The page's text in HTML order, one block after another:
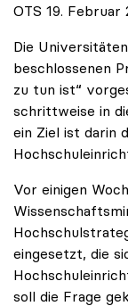
OTS 19. Februar
Die
beschlossenen
zu tun ist“
schrittweise in
ein Ziel ist darin
Vor einigen
eingesetzt, die
soll die Frage